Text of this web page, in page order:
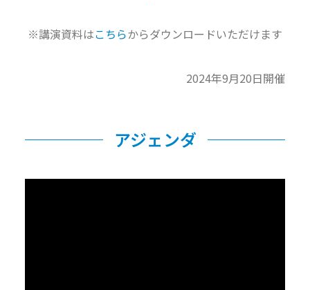
※講演資料はこちらからダウンロードいただけます
2024年9月20日開催
アジェンダ